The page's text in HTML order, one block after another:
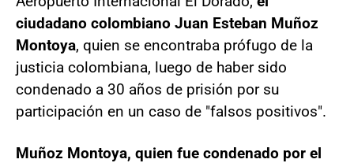
ciudadano colombiano Juan Esteban Muñoz
Montoya, quien se encontraba prófugo de la
justicia colombiana, luego de haber sido
condenado a 30 años de prisión por su
participación en un caso de "falsos positivos".
Muñoz Montoya, quien fue condenado por el